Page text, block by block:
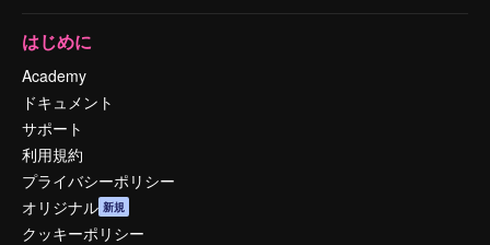
はじめに
Academy
ドキュメント
サポート
利用規約
プライバシーポリシー
オリジナル 新規
クッキーポリシー